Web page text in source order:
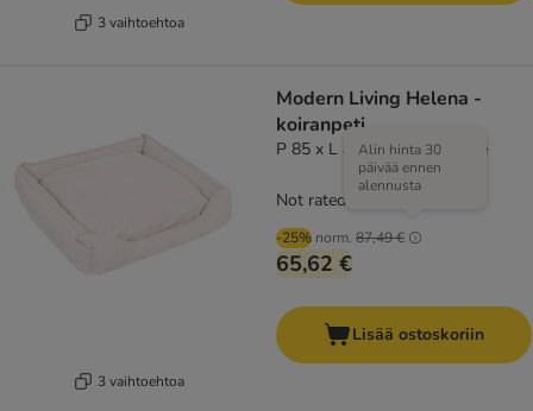
3 vaihtoehtoa
3 vaihtoehtoa
Modern Living Helena -
koiranpeti
P 85 x L 80 x K 22 cm, beige
-25% norm. 87,49 €
Alin hinta 30
päivää ennen
alennusta
65,62 €
Not rated
Lisää ostoskoriin